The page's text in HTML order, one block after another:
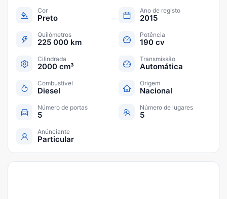
Cor
Preto
Ano de registo
2015
Quilómetros
225 000 km
Potência
190 cv
Cilindrada
2000 cm³
Transmissão
Automática
Combustível
Diesel
Origem
Nacional
Número de portas
5
Número de lugares
5
Anúnciante
Particular